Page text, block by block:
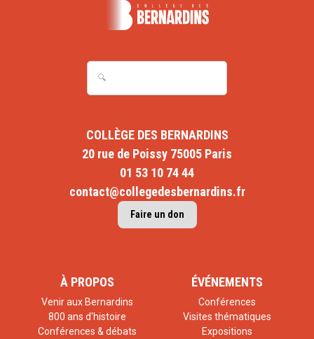
COLLÈGE DES BERNARDINS
20 rue de Poissy 75005 Paris
01 53 10 74 44
contact@collegedesbernardins.fr
Faire un don
À PROPOS
Venir aux Bernardins
800 ans d'histoire
Conférences & débats
ÉVÉNEMENTS
Conférences
Visites thématiques
Expositions